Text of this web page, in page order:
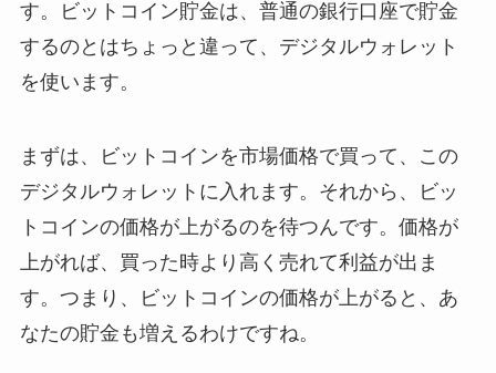
す。ビットコイン貯金は、普通の銀行口座で貯金
するのとはちょっと違って、デジタルウォレット
を使います。
まずは、ビットコインを市場価格で買って、この
デジタルウォレットに入れます。それから、ビッ
トコインの価格が上がるのを待つんです。価格が
上がれば、買った時より高く売れて利益が出ま
す。つまり、ビットコインの価格が上がると、あ
なたの貯金も増えるわけですね。